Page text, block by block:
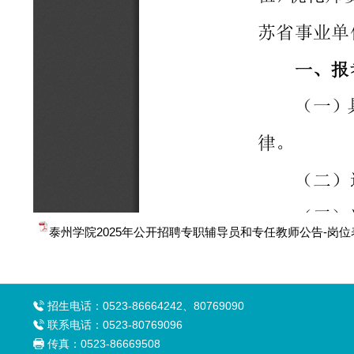
泰州学院2025年公开招聘专职辅导员和专任教师公告-岗位
招生电话：0523-86664242、80769090
联系电话：0523-80769096
传真：0523-86669508